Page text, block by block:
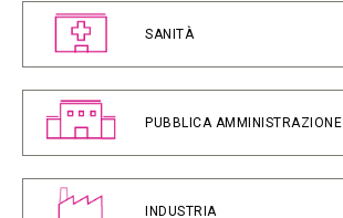
SANITÀ
PUBBLICA AMMINISTRAZIONE
INDUSTRIA